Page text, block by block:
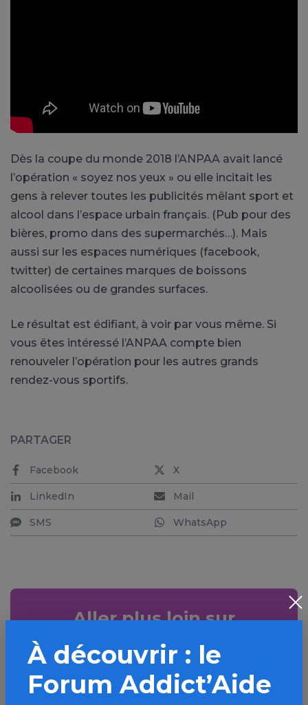
Dès la coupe du monde 2018 l’ANPAA avait lancé
l’opération « soyez nos yeux » ou elle incitait les
gens à relever toutes les publicités mêlant sport et
alcool dans l’espace urbain français. (Pub pour des
bières, promo dans des supermarchés…). Mais
aussi sur les espaces numériques (facebook,
twitter) de certaines marques de boissons
alcoolisées ou de grandes surfaces.
Le résultat est édifiant, à voir par vous même. Si
vous êtes intéressé l’ANPAA compte bien
renouveler l’opération pour les autres grands
rendez-vous sportifs.
PARTAGER
Facebook X
LinkedIn Mail
SMS WhatsApp
Aller plus loin sur
l’espace Alcool
bonnes pratiques, FAQ, annuaires,
À découvrir : le
Forum Addict’Aide